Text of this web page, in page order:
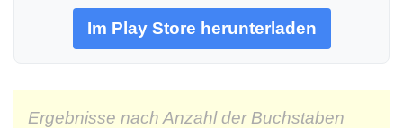
Im Play Store herunterladen
Ergebnisse nach Anzahl der Buchstaben